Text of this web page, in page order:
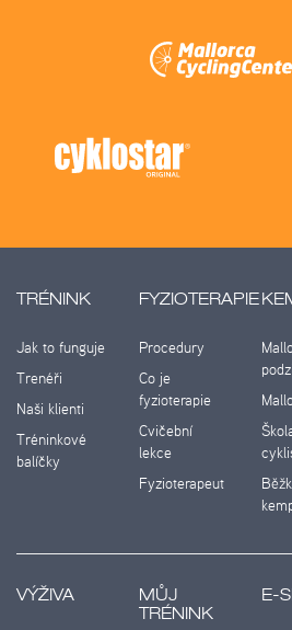
TRÉNINK
Jak to funguje
Trenéři
Naši klienti
Tréninkové
balíčky
FYZIOTERAPIE
Procedury
Co je
fyzioterapie
Cvičební
lekce
Fyzioterapeut
VÝŽIVA
MŮJ
TRÉNINK
E-